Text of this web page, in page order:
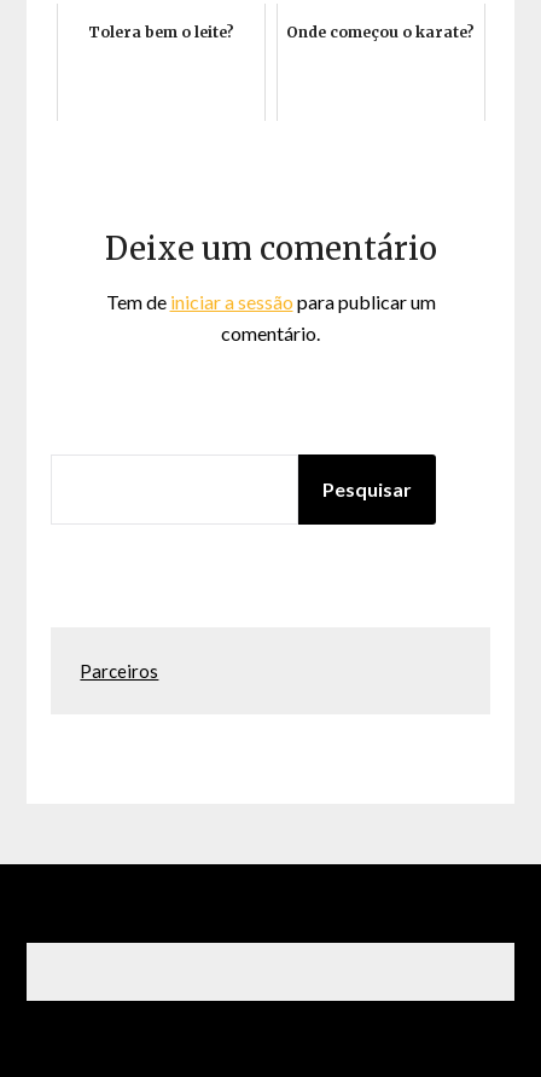
Tolera bem o leite? Onde começou o karate?
Deixe um comentário
Tem de iniciar a sessão para publicar um
comentário.
Pesquisar
Parceiros